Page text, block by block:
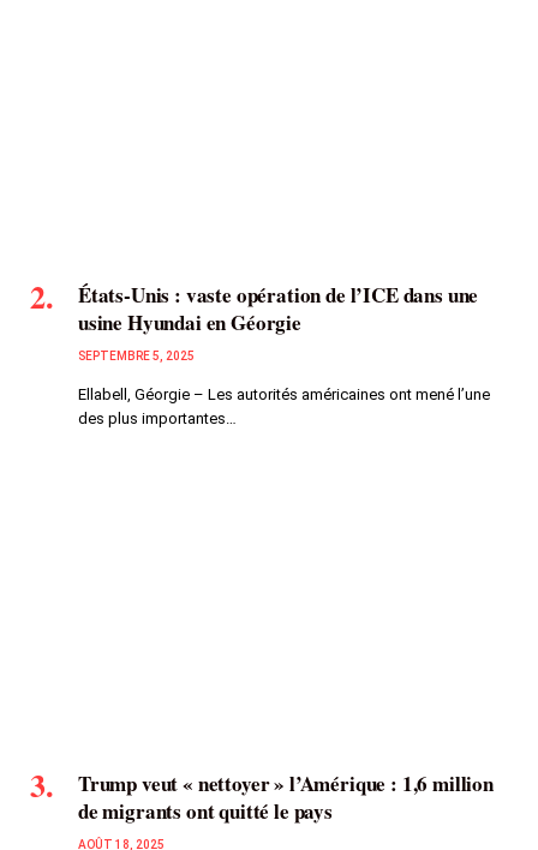
États-Unis : vaste opération de l’ICE dans une
usine Hyundai en Géorgie
SEPTEMBRE 5, 2025
Ellabell, Géorgie – Les autorités américaines ont mené l’une
des plus importantes…
Trump veut « nettoyer » l’Amérique : 1,6 million
de migrants ont quitté le pays
AOÛT 18, 2025